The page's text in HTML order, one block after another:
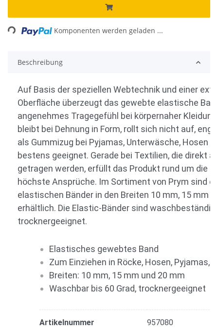
Loading... Komponenten werden geladen ...
Beschreibung
Auf Basis der speziellen Webtechnik und einer
Oberfläche überzeugt das gewebte elastische
angenehmes Tragegefühl bei körpernaher
bleibt bei Dehnung in Form, rollt sich nicht auf,
als Gummizug bei Pyjamas, Unterwäsche, Hosen
bestens geeignet. Gerade bei Textilien, die direkt
getragen werden, erfüllt das Produkt rund um die
höchste Ansprüche. Im Sortiment von Prym sind
elastischen Bänder in den Breiten 10 mm, 15 mm
erhältlich. Die Elastic-Bänder sind waschbeständig
trocknergeeignet.
Elastisches gewebtes Band
Zum Einziehen in Röcke, Hosen, Pyjamas,
Breiten: 10 mm, 15 mm und 20 mm
Waschbar bis 60 Grad, trocknergeeignet
Artikelnummer 957080